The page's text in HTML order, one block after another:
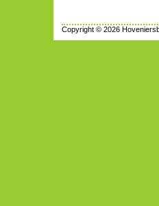
Copyright © 2026